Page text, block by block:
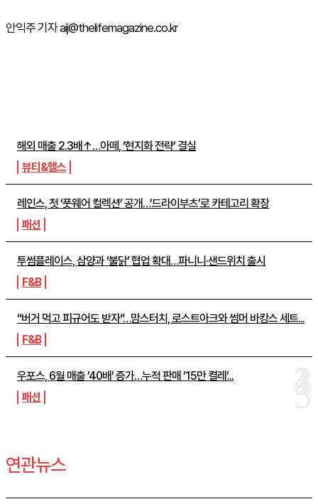
해외 매출 2.3배↑…아떼, ‘현지화 전략’ 결실
뷰티&헬스
레인스, 첫 ‘풋웨어 컬렉션’ 공개…’드라이부츠’로 카테고리 확장
패션
투썸플레이스, 삼양과 ‘불닭’ 협업 확대…파니니·샌드위치 출시
F&B
“버거 먹고 피규어도 받자”…맘스터치, 로스트아크와 썸머 바캉스 세트...
F&B
우포스, 6월 매출 ’40배’ 증가…누적 판매 ’15만 켤레’...
패션
연관뉴스
안익주 기자 aij@thelifemagazine.co.kr